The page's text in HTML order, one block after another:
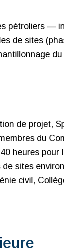
pétroliers —
de sites
de projet,
du
heures
sites
civil,